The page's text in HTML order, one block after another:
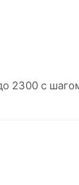
2300 с